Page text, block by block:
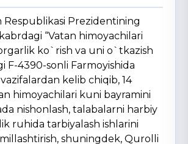
Prezidentining
“Vatan himoyachilari
ko`rish va uni o`tkazish
F-4390-sonli Farmoyishida
kelib chiqib, 14
himoyachilari kuni bayramini
nishonlash, talabalarni harbiy
ruhida tarbiyalash ishlarini
shuningdek, Qurolli